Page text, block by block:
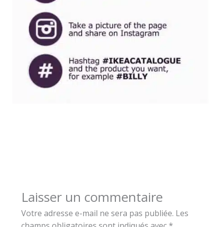
Laisser un commentaire
Votre adresse e-mail ne sera pas publiée. Les